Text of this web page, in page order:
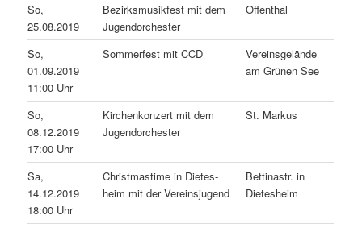
So,
25.08.2019
Bezirksmusikfest mit dem
Jugendorchester
Offenthal
So,
01.09.2019
11:00 Uhr
Sommerfest mit CCD
Vereinsgelände
am Grünen See
So,
08.12.2019
17:00 Uhr
Kirchenkonzert mit dem
Jugendorchester
St. Markus
Sa,
14.12.2019
18:00 Uhr
Christmastime in Dietes-
heim mit der Vereinsjugend
Bettinastr. in
Dietesheim